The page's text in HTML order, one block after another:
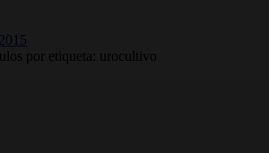
por etiqueta: urocultivo